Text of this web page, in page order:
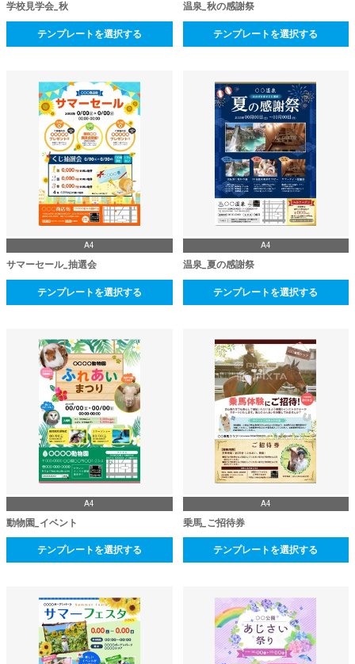
学校見学会_秋
テンプレートを選択する
温泉_秋の感謝祭
テンプレートを選択する
A4
サマーセール_抽選会
テンプレートを選択する
A4
温泉_夏の感謝祭
テンプレートを選択する
A4
動物園_イベント
テンプレートを選択する
A4
乗馬_ご招待券
テンプレートを選択する